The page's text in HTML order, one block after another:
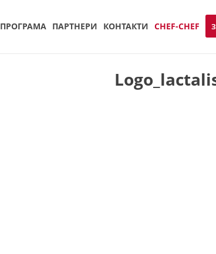
ПРОГРАМА ПАРТНЕРИ КОНТАКТИ CHEF-CHEF